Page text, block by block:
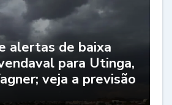
alertas de baixa
para Utinga,
veja a previsão